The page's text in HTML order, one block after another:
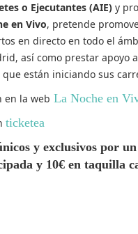
o Ejecutantes (AIE) y
en Vivo, pretende
en directo en todo el
así como prestar apoyo
están iniciando sus
en la web La Noche en
ticketea
y exclusivos por
y 10€ en taquilla